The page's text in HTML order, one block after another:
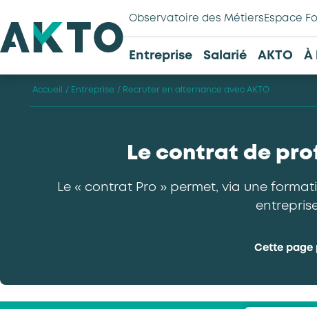
Observatoire des Métiers Espace
Entreprise Salarié AKTO À
Accueil / Entreprise / Recruter en alternance avec AKTO
Le contrat de
Le « contrat Pro » permet, via une
Cette page